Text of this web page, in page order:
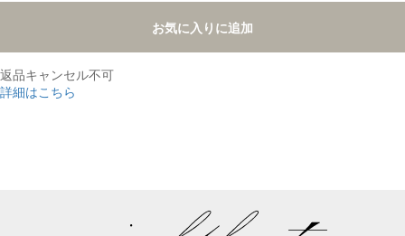
お気に入りに追加
返品キャンセル不可
詳細はこちら